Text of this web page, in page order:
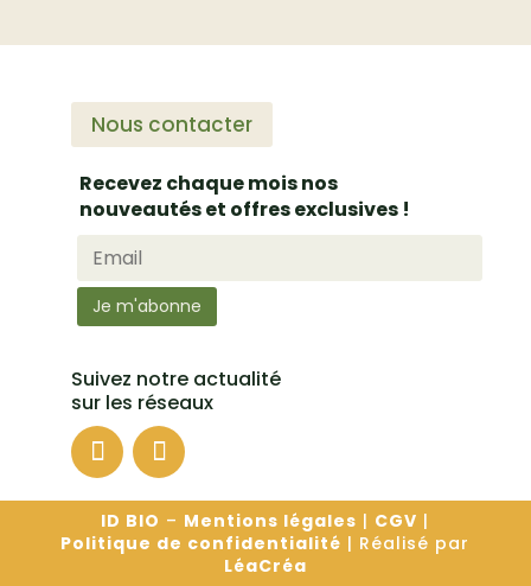
Nous contacter
Recevez chaque mois nos
nouveautés et offres exclusives !
Suivez notre actualité
sur les réseaux
ID BIO – Mentions légales | CGV |
Politique de confidentialité | Réalisé par
LéaCréa